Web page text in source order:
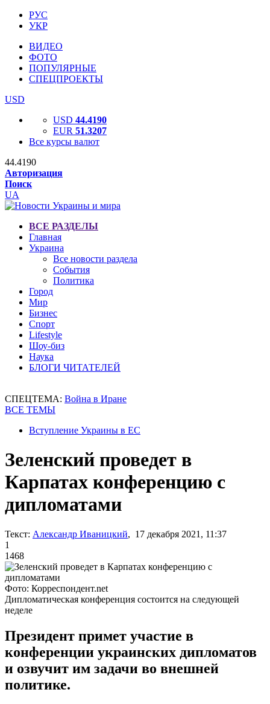
РУС
УКР
ВИДЕО
ФОТО
ПОПУЛЯРНЫЕ
СПЕЦПРОЕКТЫ
USD
USD 44.4190
EUR 51.3207
Все курсы валют
44.4190
Авторизация
Поиск
UA
ВСЕ РАЗДЕЛЫ
Главная
Украина
Все новости раздела
События
Политика
Город
Мир
Бизнес
Спорт
Lifestyle
Шоу-биз
Наука
БЛОГИ ЧИТАТЕЛЕЙ
СПЕЦТЕМА: Война в Иране
ВСЕ ТЕМЫ
Вступление Украины в ЕС
Зеленский проведет в
Карпатах конференцию с
дипломатами
Текст: Александр Иваницкий, 17 декабря 2021, 11:37
1
1468
Фото: Корреспондент.net
Дипломатическая конференция состоится на следующей
неделе
Президент примет участие в
конференции украинских дипломатов
и озвучит им задачи во внешней
политике.